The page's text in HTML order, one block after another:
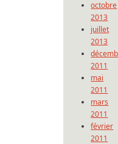
octobre
2013
juillet
2013
2011
mai
2011
mars
2011
février
2011